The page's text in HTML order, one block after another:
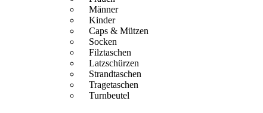
Männer
Kinder
Caps & Mützen
Socken
Filztaschen
Latzschürzen
Strandtaschen
Tragetaschen
Turnbeutel